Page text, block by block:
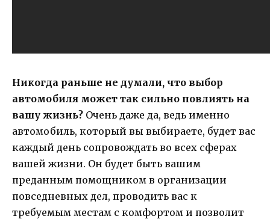
Никогда раньше не думали, что выбор
автомобиля может так сильно повлиять на
вашу жизнь? Очень даже да, ведь именно
автомобиль, который вы выбираете, будет вас
каждый день сопровождать во всех сферах
вашей жизни. Он будет быть вашим
преданным помощником в организации
повседневных дел, проводить вас к
требуемым местам с комфортом и позволит